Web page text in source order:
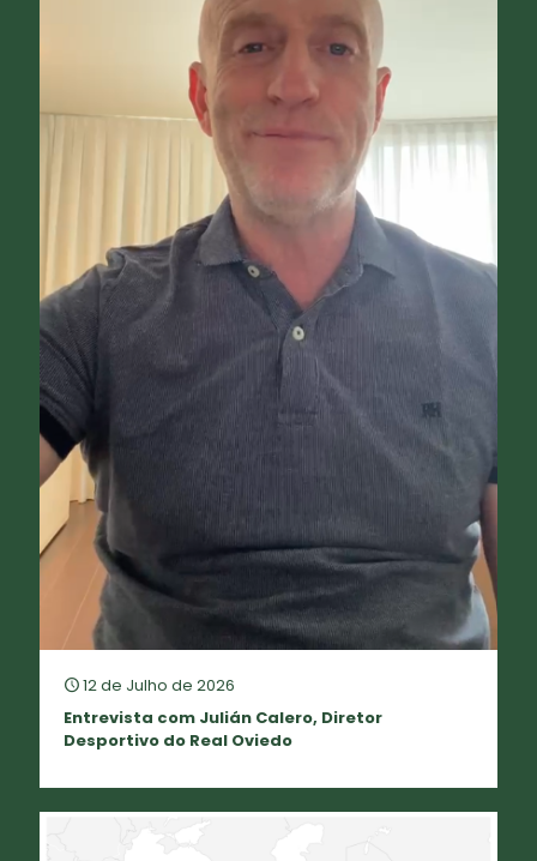
12 de Julho de 2026
Entrevista com Julián Calero, Diretor
Desportivo do Real Oviedo